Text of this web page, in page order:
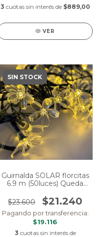
3 cuotas sin interés de $889,00
VER
SIN STOCK
Guirnalda SOLAR florcitas
6.9 m (50luces) Queda
$23.600
$21.240
Pagando por transferencia:
$19.116
3 cuotas sin interés de